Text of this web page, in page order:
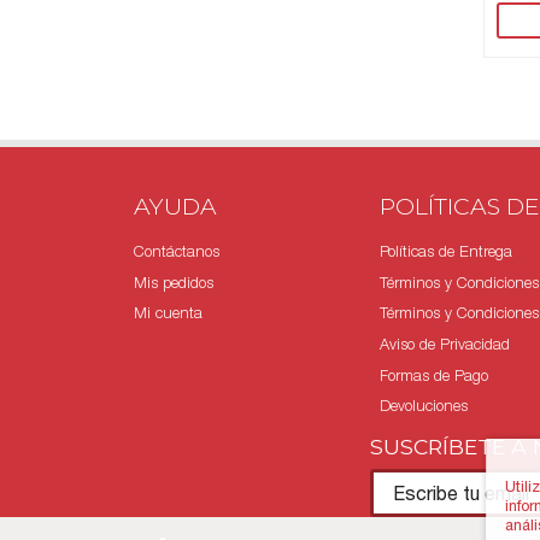
SUSCRÍBETE A
AYUDA
Contáctanos
Mis pedidos
Mi cuenta
POLÍTICAS
Políticas de Entrega
Términos y
Términos y
Aviso de Privacidad
Formas de Pago
Devoluciones